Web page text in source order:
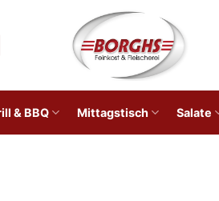
& BBQ Mittagstisch Salate